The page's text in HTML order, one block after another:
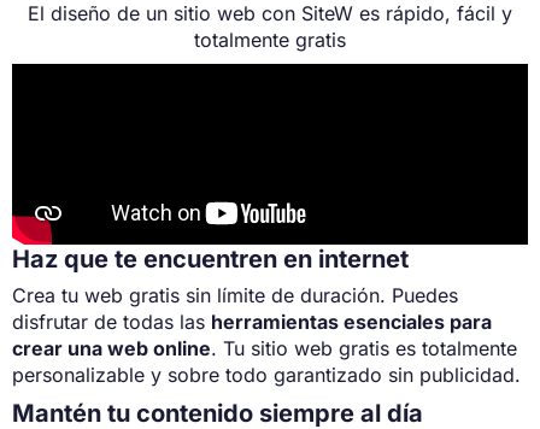
El diseño de un sitio web con SiteW es rápido, fácil y
totalmente gratis
Haz que te encuentren en internet
Crea tu web gratis sin límite de duración. Puedes
disfrutar de todas las herramientas esenciales para
crear una web online. Tu sitio web gratis es totalmente
personalizable y sobre todo garantizado sin publicidad.
Mantén tu contenido siempre al día